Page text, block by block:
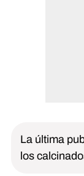
La última
los